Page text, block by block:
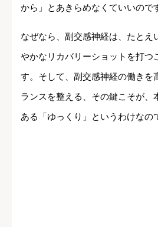
から」とあきらめなくていいので
なぜなら、副交感神経は、たとえ
やかなリカバリーショットを打つ
す。そして、副交感神経の働きを
ランスを整える、その鍵こそが、
ある「ゆっくり」というわけなの